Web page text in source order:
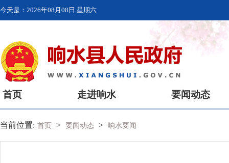
今天是： 2026年08月08日 星期六
首页 走进响水 要闻动态
当前位置: 首页 > 要闻动态 > 响水要闻